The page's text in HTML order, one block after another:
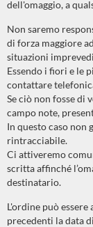
dell'omaggio, a
Non saremo
di forza maggiore
situazioni
Essendo i fiori e le
contattare
Se ciò non fosse di
campo note,
In questo caso non
rintracciabile.
Ci attiveremo
scritta affinché
destinatario.
L'ordine può
precedenti la data